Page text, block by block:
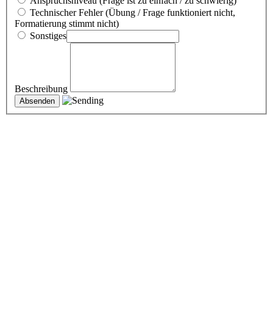
Technischer Fehler (Übung / Frage funktioniert nicht,
Formatierung stimmt nicht)
Sonstiges
Beschreibung